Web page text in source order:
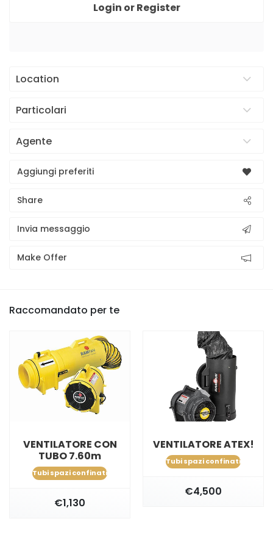
Login or Register
Location
Particolari
Agente
Aggiungi preferiti
Share
Invia messaggio
Make Offer
Raccomandato per te
VENTILATORE CON
TUBO 7.60m
Tubi spazi confinati
€1,130
VENTILATORE ATEX!
Tubi spazi confinati
€4,500